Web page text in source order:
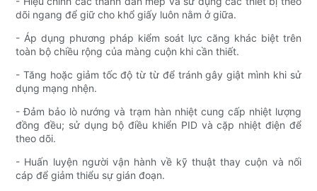
dõi ngang để giữ cho khổ giấy luôn nằm ở giữa.
- Áp dụng phương pháp kiểm soát lực căng khác biệt trên
toàn bộ chiều rộng của màng cuộn khi cần thiết.
- Tăng hoặc giảm tốc độ từ từ để tránh gây giật mình khi sử
dụng mạng nhện.
- Đảm bảo lò nướng và trạm hàn nhiệt cung cấp nhiệt lượng
đồng đều; sử dụng bộ điều khiển PID và cặp nhiệt điện để
theo dõi.
- Huấn luyện người vận hành về kỹ thuật thay cuộn và nối
cáp để giảm thiểu sự gián đoạn.